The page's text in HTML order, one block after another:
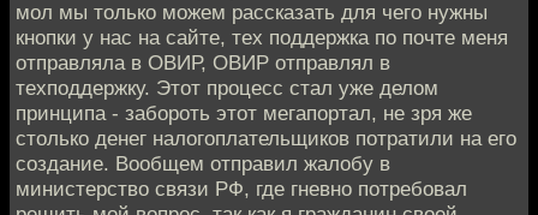
мол мы только можем рассказать для чего нужны
кнопки у нас на сайте, тех поддержка по почте меня
отправляла в ОВИР, ОВИР отправлял в
техподдержку. Этот процесс стал уже делом
принципа - забороть этот мегапортал, не зря же
столько денег налогоплательщиков потратили на его
создание. Вообщем отправил жалобу в
министерство связи РФ, где гневно потребовал